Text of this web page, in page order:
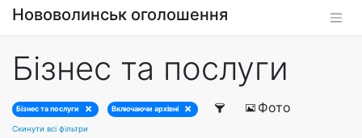
Нововолинськ оголошення
Бізнес та послуги
Бізнес та послуги Включаючи архівні Фото
Скинути всі фільтри